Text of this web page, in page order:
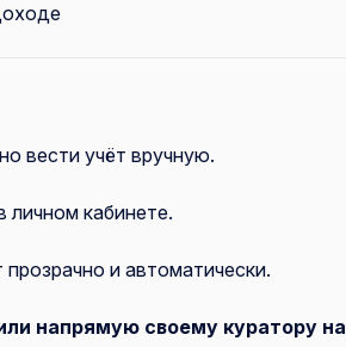
вести учёт вручную.
кабинете.
и автоматически.
напрямую своему куратору на